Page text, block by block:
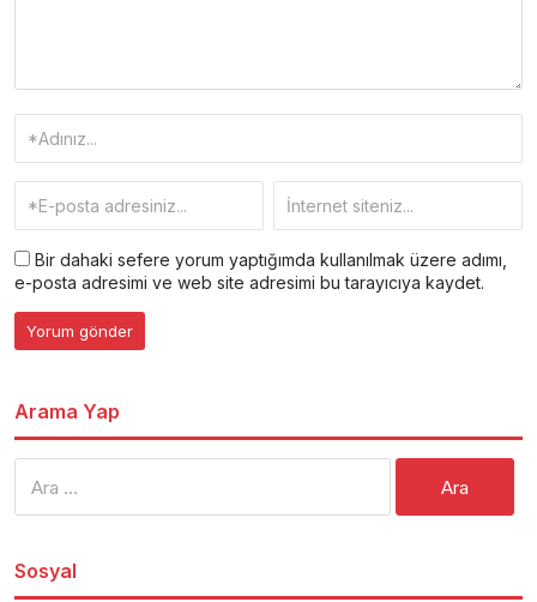
Bir dahaki sefere yorum yaptığımda kullanılmak üzere adımı,
e-posta adresimi ve web site adresimi bu tarayıcıya kaydet.
Arama Yap
Sosyal